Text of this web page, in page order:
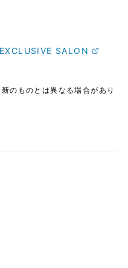
SALON
のものとは異なる場合があり